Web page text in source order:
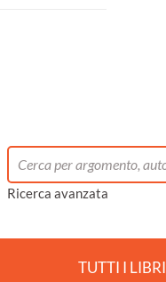
Ricerca avanzata
TUTTI I LIBRI